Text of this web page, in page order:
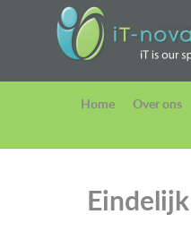
Home Over ons